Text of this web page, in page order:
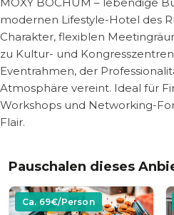
modernen Lifestyle-Hotel des
Charakter, flexiblen
zu Kultur- und
Eventrahmen, der
Atmosphäre vereint. Ideal für
Workshops und Networking-
Flair.
Pauschalen dieses
Ca. 69€/Person